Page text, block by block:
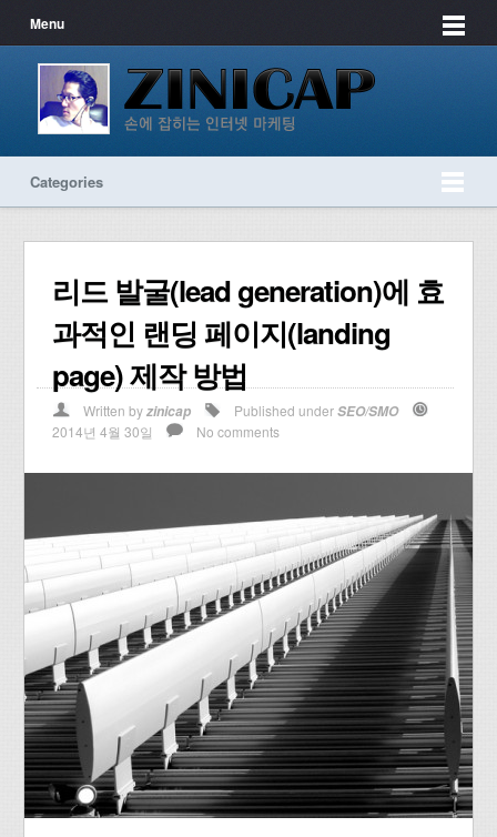
Menu
Categories
리드 발굴(lead generation)에 효
과적인 랜딩 페이지(landing
page) 제작 방법
Written byzinicap Published underSEO/SMO
2014년 4월 30일
No comments